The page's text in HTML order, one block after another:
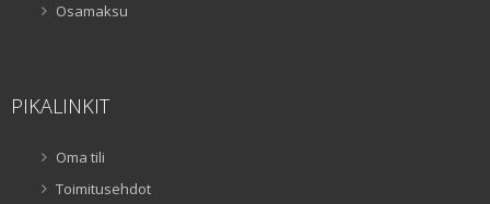
Osamaksu
PIKALINKIT
Oma tili
Toimitusehdot